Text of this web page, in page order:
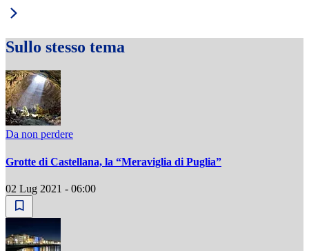
Sullo stesso tema
Da non perdere
Grotte di Castellana, la “Meraviglia di Puglia”
02 Lug 2021 - 06:00